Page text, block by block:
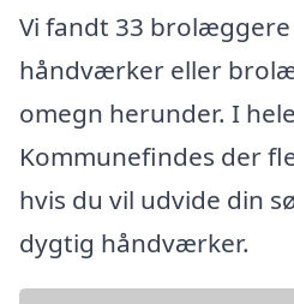
Vi fandt 33 brolæggere
håndværker eller
omegn herunder. I
Kommunefindes der
hvis du vil udvide din
dygtig håndværker.